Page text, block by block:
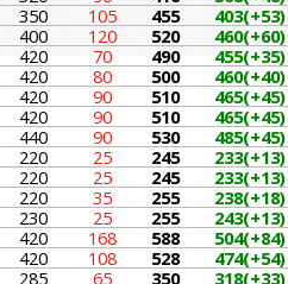
350 105 455 403(+53)
400 120 520 460(+60)
420 70 490 455(+35)
420 80 500 460(+40)
420 90 510 465(+45)
420 90 510 465(+45)
440 90 530 485(+45)
220 25 245 233(+13)
220 25 245 233(+13)
220 35 255 238(+18)
230 25 255 243(+13)
420 168 588 504(+84)
420 108 528 474(+54)
285 65 350 318(+33)